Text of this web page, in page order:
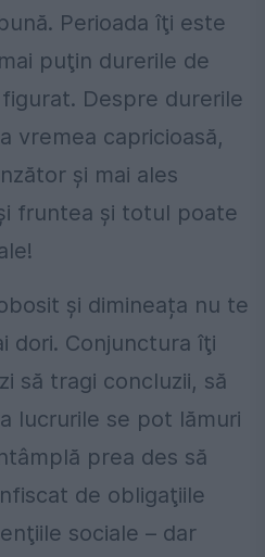
Perioada îţi este
puţin durerile de
Despre durerile
vremea capricioasă,
şi mai ales
fruntea şi totul poate
şi dimineața nu te
dori. Conjunctura îţi
să tragi concluzii, să
lucrurile se pot lămuri
prea des să
de obligaţiile
sociale – dar